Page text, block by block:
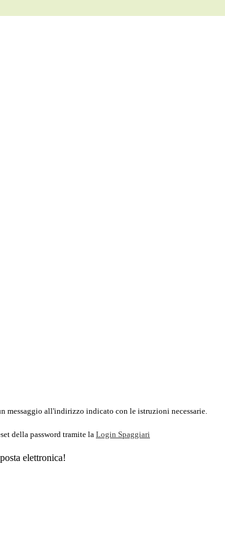
messaggio all'indirizzo indicato con le istruzioni necessarie.
della password tramite la Login Spaggiari
elettronica!